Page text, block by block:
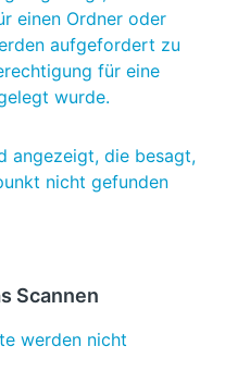
einen Ordner oder
aufgefordert zu
für eine
wurde.
angezeigt, die besagt,
nicht gefunden
Scannen
werden nicht